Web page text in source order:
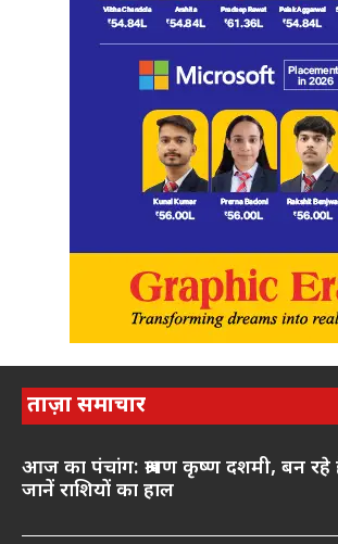
ताज़ा समाचार
आज का पंचांग: श्रावण कृष्ण दशमी, बन
जानें राशियों का हाल